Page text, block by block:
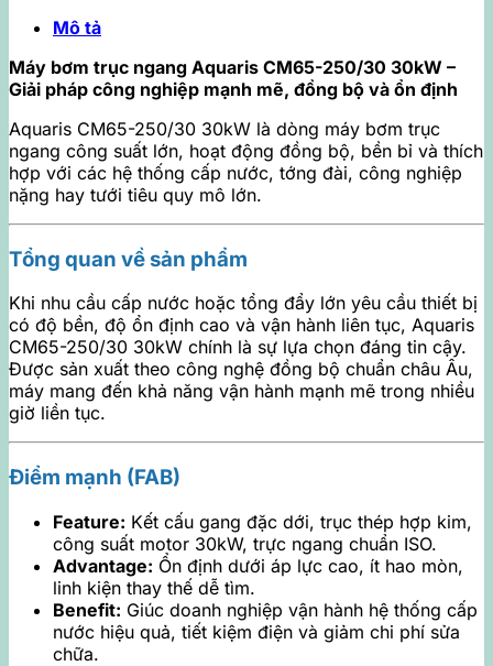
Mô tả
Máy bơm trục ngang Aquaris CM65-250/30 30kW –
Giải pháp công nghiệp mạnh mẽ, đồng bộ và ổn định
Aquaris CM65-250/30 30kW là dòng máy bơm trục
ngang công suất lớn, hoạt động đồng bộ, bền bỉ và thích
hợp với các hệ thống cấp nước, tớng đài, công nghiệp
nặng hay tưới tiêu quy mô lớn.
Tổng quan về sản phẩm
Khi nhu cầu cấp nước hoặc tổng đẩy lớn yêu cầu thiết bị
có độ bền, độ ổn định cao và vận hành liên tục, Aquaris
CM65-250/30 30kW chính là sự lựa chọn đáng tin cậy.
Được sản xuất theo công nghệ đồng bộ chuẩn châu Âu,
máy mang đến khả năng vận hành mạnh mẽ trong nhiều
giờ liền tục.
Điểm mạnh (FAB)
Feature: Kết cấu gang đặc dới, trục thép hợp kim,
công suất motor 30kW, trực ngang chuẩn ISO.
Advantage: Ổn định dưới áp lực cao, ít hao mòn,
linh kiện thay thế dễ tìm.
Benefit: Giúc doanh nghiệp vận hành hệ thống cấp
nước hiệu quả, tiết kiệm điện và giảm chi phí sửa
chữa.